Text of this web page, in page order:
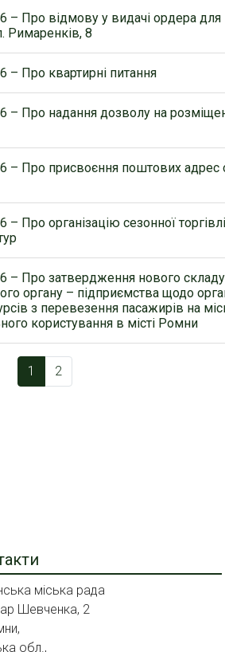
– Про відмову у видачі ордера для
Римаренків, 8
– Про квартирні питання
– Про надання дозволу на
– Про присвоєння поштових адрес
– Про організацію сезонної
– Про затвердження нового складу
органу – підприємства щодо
з перевезення пасажирів на
користування в місті Ромни
1 2
міська рада
Шевченка, 2
обл.,